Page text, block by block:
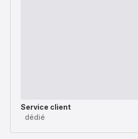
Service client
dédié